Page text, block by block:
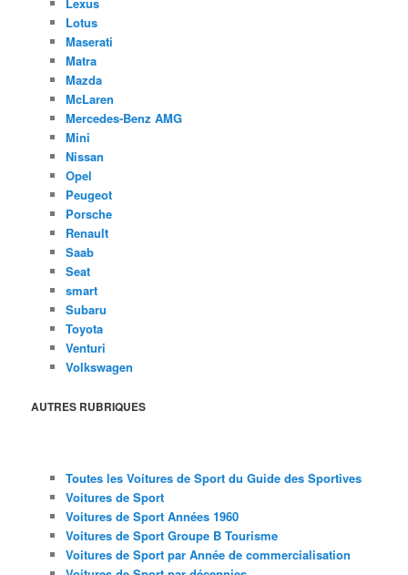
Lotus
Maserati
Matra
Mazda
McLaren
Mercedes-Benz AMG
Mini
Nissan
Opel
Peugeot
Porsche
Renault
Saab
Seat
smart
Subaru
Toyota
Venturi
Volkswagen
AUTRES RUBRIQUES
Toutes les Voitures de Sport du Guide des Sportives
Voitures de Sport
Voitures de Sport Années 1960
Voitures de Sport Groupe B Tourisme
Voitures de Sport par Année de commercialisation